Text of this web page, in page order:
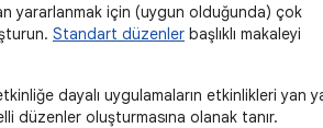
yararlanmak için (uygun olduğunda) çok
Standart düzenler başlıklı makaleyi
dayalı uygulamaların etkinlikleri yan
düzenler oluşturmasına olanak tanır.